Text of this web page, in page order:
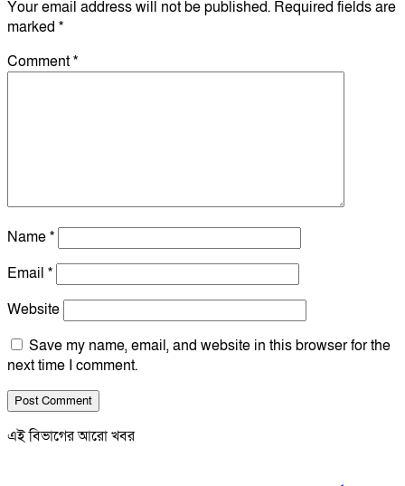
Your email address will not be published. Required fields are
marked *
Comment*
Name*
Email *
Website
Save my name, email, and website in this browser for the
next time I comment.
এই বিভাগের আরো খবর